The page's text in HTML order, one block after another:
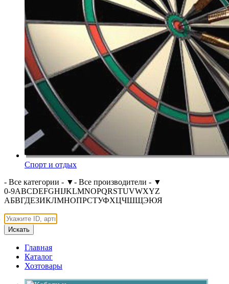
Спорт и отдых
- Все категории - ▼- Все производители - ▼
0-9ABCDEFGHIJKLMNOPQRSTUVWXYZ
АБВГДЕЗИКЛМНОПРСТУФХЦЧШЩЭЮЯ
Искать
Главная
Каталог
Хозтовары